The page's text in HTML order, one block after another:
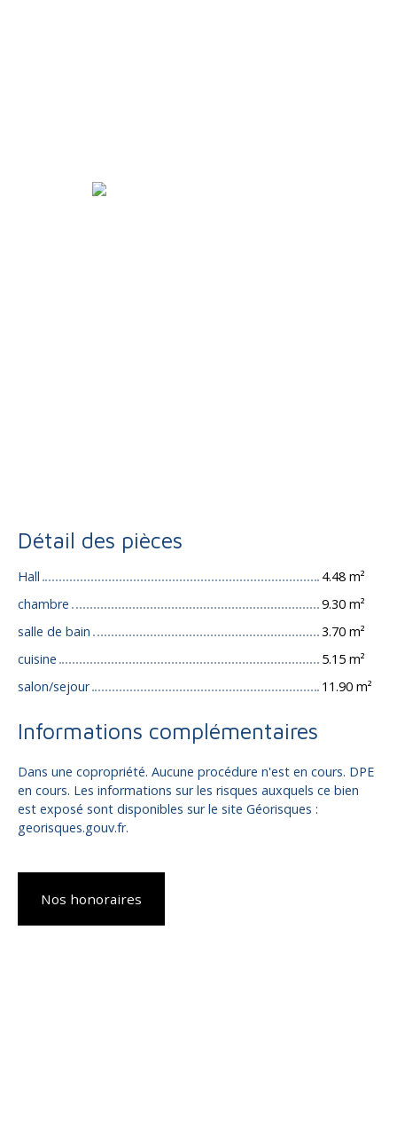
Détail des pièces
Hall
4.48 m²
chambre
9.30 m²
salle de bain
3.70 m²
cuisine
5.15 m²
salon/sejour
11.90 m²
Informations complémentaires
Dans une copropriété. Aucune procédure n'est en cours. DPE
en cours. Les informations sur les risques auxquels ce bien
est exposé sont disponibles sur le site Géorisques :
georisques.gouv.fr.
Nos honoraires